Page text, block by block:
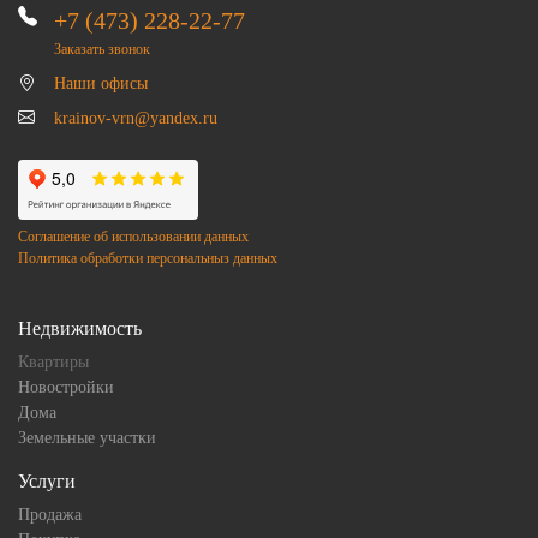
+7 (473) 228-22-77
Заказать звонок
Наши офисы
krainov-vrn@yandex.ru
Соглашение об использовании данных
Политика обработки персональныз данных
Недвижимость
Квартиры
Новостройки
Дома
Земельные участки
Услуги
Продажа